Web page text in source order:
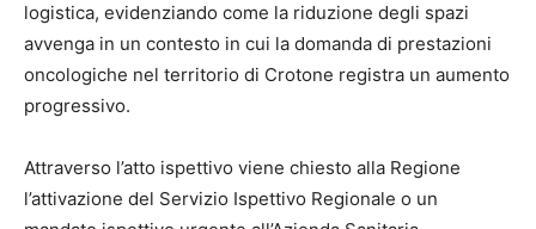
logistica, evidenziando come la riduzione degli spazi
avvenga in un contesto in cui la domanda di prestazioni
oncologiche nel territorio di Crotone registra un aumento
progressivo.
Attraverso l’atto ispettivo viene chiesto alla Regione
l’attivazione del Servizio Ispettivo Regionale o un